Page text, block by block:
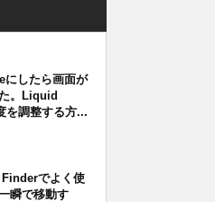
にしたら画面が
。Liquid
を調整する方...
Finderでよく使
瞬で移動す